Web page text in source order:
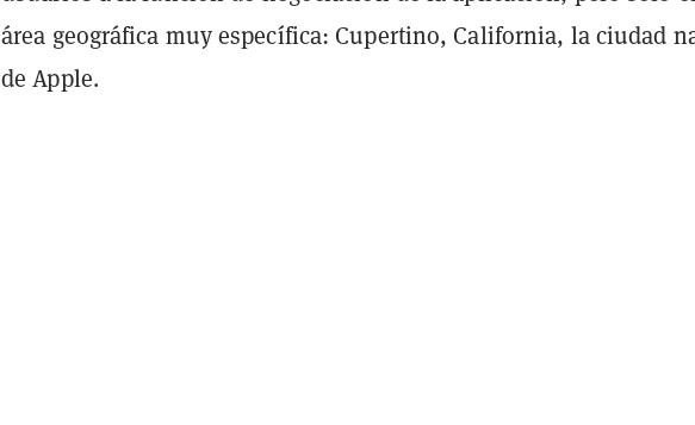
área geográfica muy específica: Cupertino, California, la ciudad
de Apple.